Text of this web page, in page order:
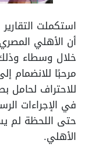
استكملت
أن الأهلي
خلال وسطاء
مرحبًا للانضمام
للاحتراف لحامل
في الإجراءات
حتى اللحظة لم
الأهلي.